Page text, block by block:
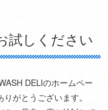
試しください
DELIのホームペー
がとうございます。